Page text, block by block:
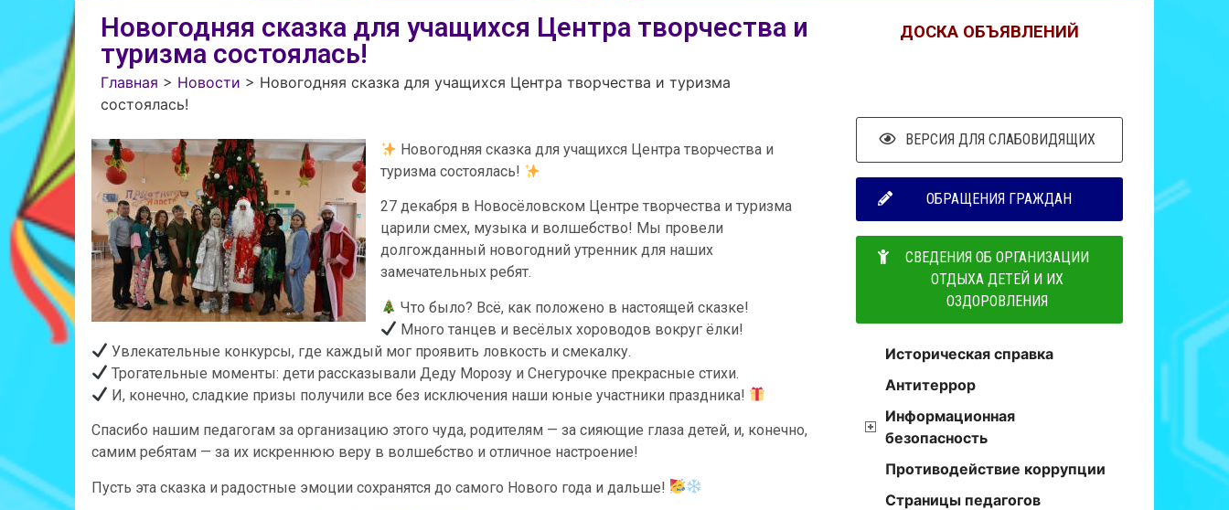
Новогодняя сказка для учащихся Центра творчества и
туризма состоялась!
Главная > Новости > Новогодняя сказка для учащихся Центра творчества и туризма
состоялась!
Новогодняя сказка для учащихся Центра творчества и
туризма состоялась!
27 декабря в Новосёловском Центре творчества и туризма
царили смех, музыка и волшебство! Мы провели
долгожданный новогодний утренник для наших
замечательных ребят.
Что было? Всё, как положено в настоящей сказке!
Много танцев и весёлых хороводов вокруг ёлки!
Увлекательные конкурсы, где каждый мог проявить ловкость и смекалку.
Трогательные моменты: дети рассказывали Деду Морозу и Снегурочке прекрасные стихи.
И, конечно, сладкие призы получили все без исключения наши юные участники праздника!
Спасибо нашим педагогам за организацию этого чуда, родителям — за сияющие глаза детей, и, конечно,
самим ребятам — за их искреннюю веру в волшебство и отличное настроение!
Пусть эта сказка и радостные эмоции сохранятся до самого Нового года и дальше!
ДОСКА ОБЪЯВЛЕНИЙ
ВЕРСИЯ ДЛЯ СЛАБОВИДЯЩИХ
ОБРАЩЕНИЯ ГРАЖДАН
СВЕДЕНИЯ ОБ ОРГАНИЗАЦИИ
ОТДЫХА ДЕТЕЙ И ИХ
ОЗДОРОВЛЕНИЯ
Историческая справка
Антитеррор
Информационная
безопасность
Противодействие коррупции
Страницы педагогов